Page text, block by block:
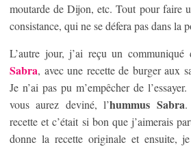
moutarde de Dijon, etc. Tout pour faire
consistance, qui ne se défera pas dans la
L’autre jour, j’ai reçu un communiqué
Sabra, avec une recette de burger aux
Je n’ai pas pu m’empêcher de
vous aurez deviné, l’hummus Sabra.
recette et c’était si bon que j’aimerais
donne la recette originale et ensuite,